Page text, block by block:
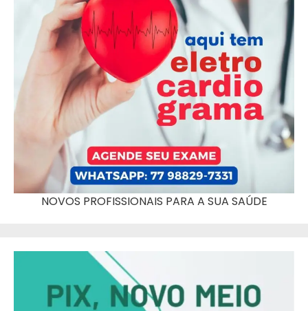
NOVOS PROFISSIONAIS PARA A SUA SAÚDE